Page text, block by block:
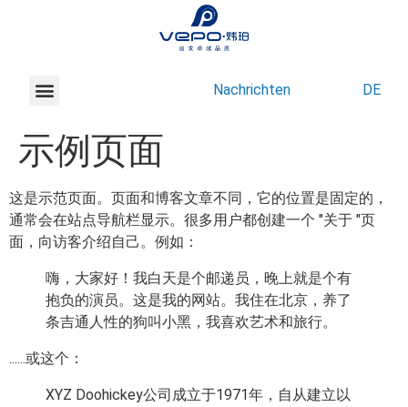
Nachrichten DE
示例页面
这是示范页面。页面和博客文章不同，它的位置是固定的，
通常会在站点导航栏显示。很多用户都创建一个 "关于 "页
面，向访客介绍自己。例如：
嗨，大家好！我白天是个邮递员，晚上就是个有
抱负的演员。这是我的网站。我住在北京，养了
条吉通人性的狗叫小黑，我喜欢艺术和旅行。
......或这个：
XYZ Doohickey公司成立于1971年，自从建立以